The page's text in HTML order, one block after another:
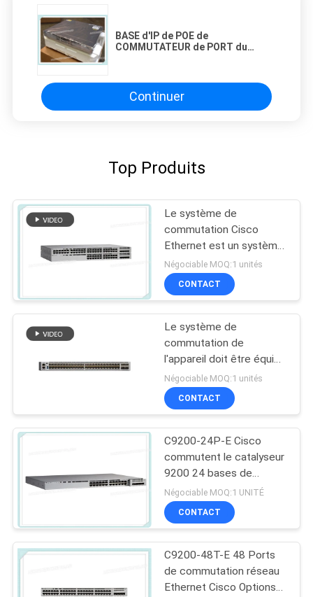
BASE d'IP de POE de
COMMUTATEUR de PORT du
Continuer
Top Produits
Le système de
commutation Cisco
Ethernet est un système
de commutation Cisco
Ethernet.
Négociable MOQ:1 unités
CONTACT
Le système de
commutation de
l'appareil doit être équipé
d'un système de
commutation de
l'appareil qui est équipé
commutation de
l'appareil.
Négociable MOQ:1 unités
CONTACT
C9200-24P-E Cisco
commutent le catalyseur
9200 24 bases de
réseau de commutateur
du port PoE+
Négociable MOQ:1 UNITÉ
CONTACT
C9200-48T-E 48 Ports
de commutation réseau
Ethernet Cisco Options